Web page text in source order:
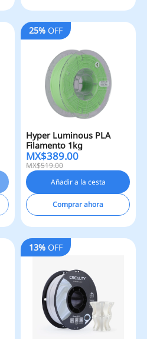
25%OFF
Hyper Luminous PLA
Filamento 1kg
MX$389.00
MX$519.00
Añadir a la cesta
Comprar ahora
13%OFF